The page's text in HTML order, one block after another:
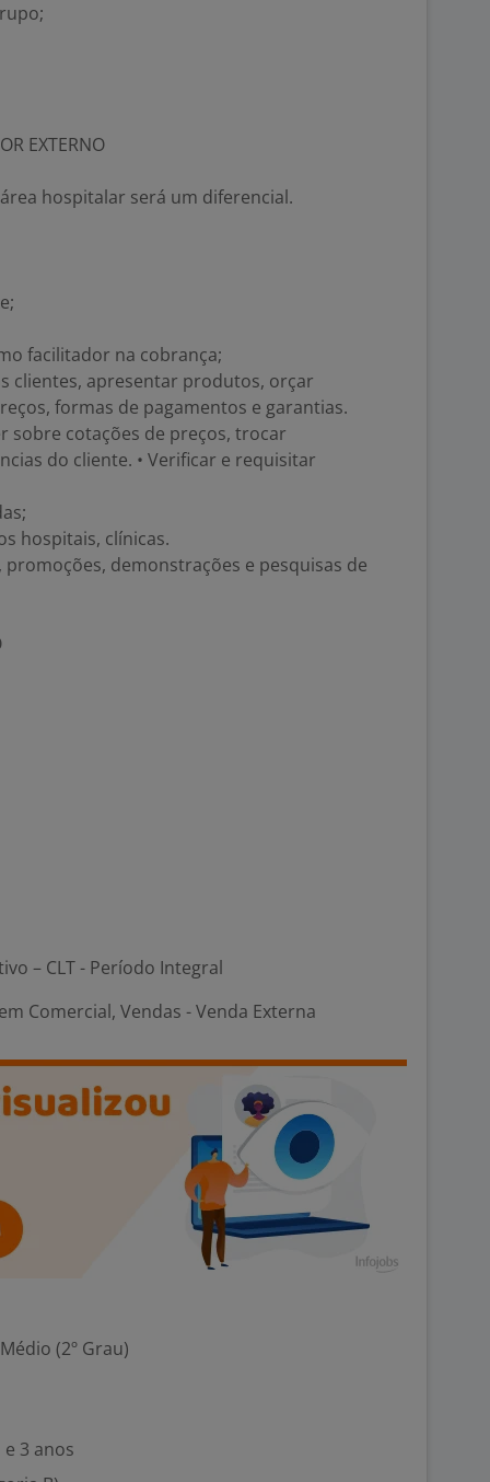
EXTERNO
hospitalar será um diferencial.
facilitador na cobrança;
clientes, apresentar produtos, orçar
formas de pagamentos e garantias.
sobre cotações de preços, trocar
do cliente. • Verificar e requisitar
hospitais, clínicas.
demonstrações e pesquisas de
– CLT - Período Integral
Comercial, Vendas - Venda Externa
(2º Grau)
3 anos